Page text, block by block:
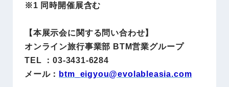
※1 同時開催展含む
【本展示会に関する問い合わせ】
オンライン旅行事業部 BTM営業グループ
TEL ：03-3431-6284
メール： btm_eigyou@evolableasia.com